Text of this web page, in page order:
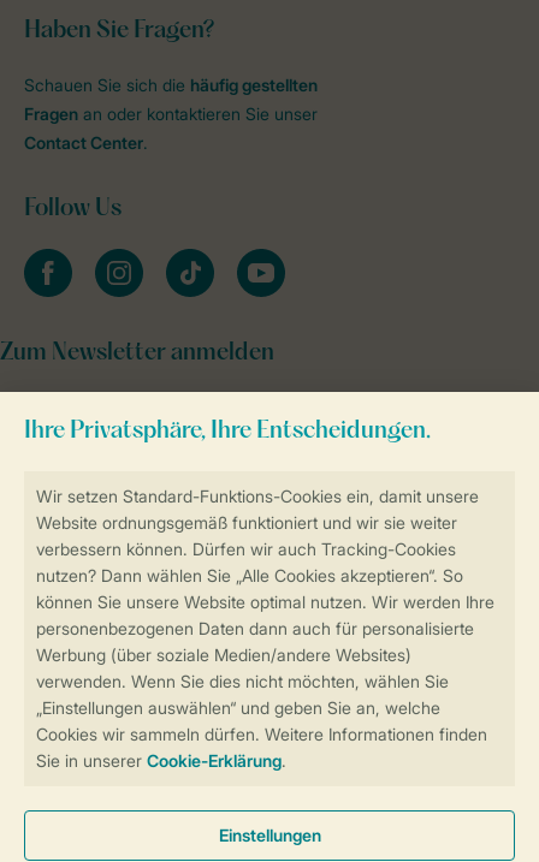
Sicherstellung Deiner Privatsphäre
Sicher und schnell zur Online-Buchung
Sichere Datenübertragung
Sicheres Bezahlen
Haben Sie Fragen?
Schauen Sie sich die häufig gestellten
Fragen an oder kontaktieren Sie unser
Contact Center.
Follow Us
facebookinstagramtiktok youtube
Zum Newsletter anmelden